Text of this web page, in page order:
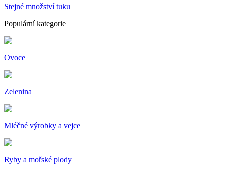
Stejné množství tuku
Populární kategorie
Ovoce
Zelenina
Mléčné výrobky a vejce
Ryby a mořské plody